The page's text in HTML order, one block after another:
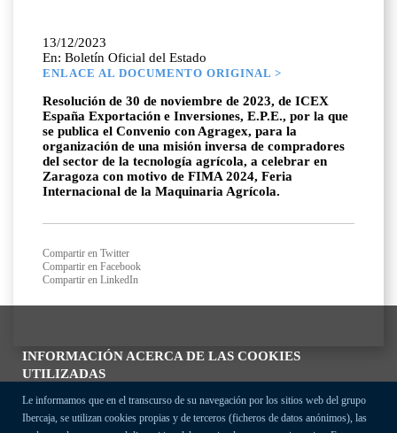
INFORMACIÓN ACERCA DE LAS COOKIES
UTILIZADAS
Le informamos que en el transcurso de su navegación por los sitios web del grupo
Ibercaja, se utilizan cookies propias y de terceros (ficheros de datos anónimos), las
13/12/2023
En: Boletín Oficial del Estado
ENLACE AL DOCUMENTO ORIGINAL >
Resolución de 30 de noviembre de 2023, de ICEX
España Exportación e Inversiones, E.P.E., por la que
se publica el Convenio con Agragex, para la
organización de una misión inversa de compradores
del sector de la tecnología agrícola, a celebrar en
Zaragoza con motivo de FIMA 2024, Feria
Internacional de la Maquinaria Agrícola.
Compartir en Twitter
Compartir en Facebook
Compartir en LinkedIn